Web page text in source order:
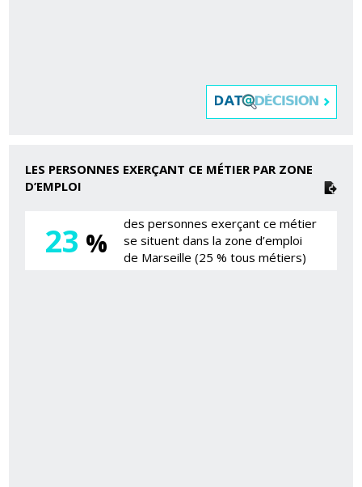
LES PERSONNES EXERÇANT CE MÉTIER PAR ZONE
D’EMPLOI
23 %
des personnes exerçant ce métier
se situent dans la zone d’emploi
de Marseille (25 % tous métiers)